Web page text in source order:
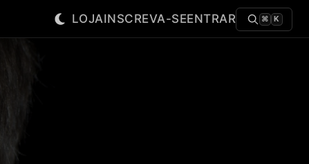
LOJAINSCREVA-SEENTRAR ⌘ K